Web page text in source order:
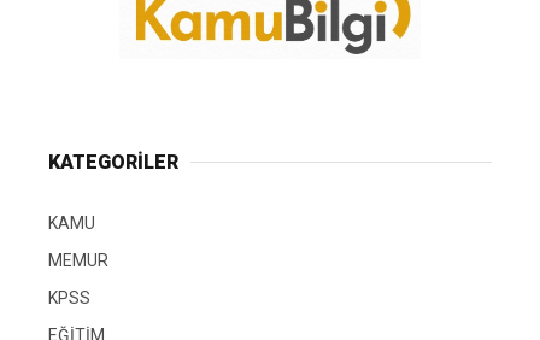
KATEGORİLER
KAMU
MEMUR
KPSS
EĞİTİM